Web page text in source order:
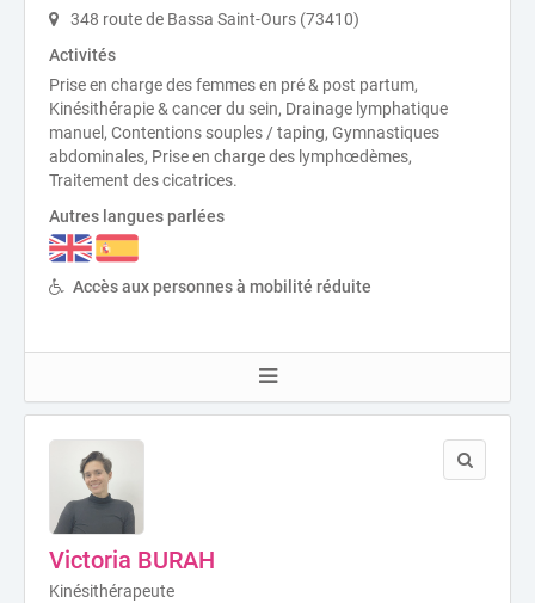
348 route de Bassa Saint-Ours (73410)
Activités
Prise en charge des femmes en pré & post partum,
Kinésithérapie & cancer du sein, Drainage lymphatique
manuel, Contentions souples / taping, Gymnastiques
abdominales, Prise en charge des lymphœdèmes,
Traitement des cicatrices.
Autres langues parlées
Accès aux personnes à mobilité réduite
Victoria BURAH
Kinésithérapeute